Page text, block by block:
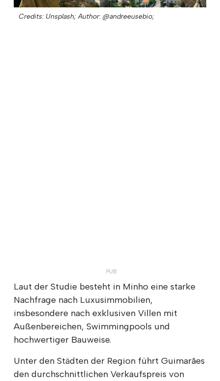
Credits: Unsplash; Author: @andreeusebio;
Laut der Studie besteht in Minho eine starke
Nachfrage nach Luxusimmobilien,
insbesondere nach exklusiven Villen mit
Außenbereichen, Swimmingpools und
hochwertiger Bauweise.
Unter den Städten der Region führt Guimarães
den durchschnittlichen Verkaufspreis von